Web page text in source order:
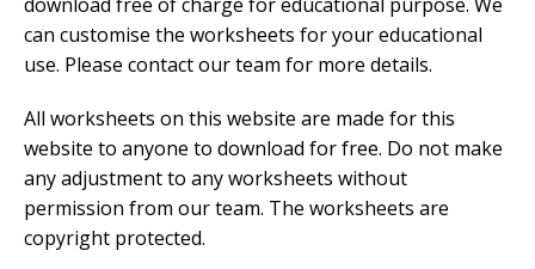
can customise the worksheets for your educational
use. Please contact our team for more details.
All worksheets on this website are made for this
website to anyone to download for free. Do not make
any adjustment to any worksheets without
permission from our team. The worksheets are
copyright protected.